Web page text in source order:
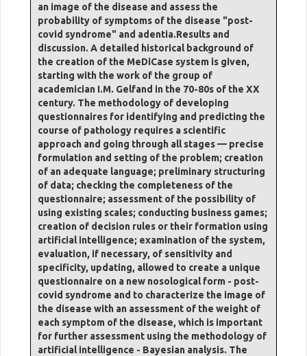
an image of the disease and assess the
probability of symptoms of the disease "post-
covid syndrome" and adentia.Results and
discussion. A detailed historical background of
the creation of the MeDiCase system is given,
starting with the work of the group of
academician I.M. Gelfand in the 70-80s of the XX
century. The methodology of developing
questionnaires for identifying and predicting the
course of pathology requires a scientific
approach and going through all stages — precise
formulation and setting of the problem; creation
of an adequate language; preliminary structuring
of data; checking the completeness of the
questionnaire; assessment of the possibility of
using existing scales; conducting business games;
creation of decision rules or their formation using
artificial intelligence; examination of the system,
evaluation, if necessary, of sensitivity and
specificity, updating, allowed to create a unique
questionnaire on a new nosological form - post-
covid syndrome and to characterize the image of
the disease with an assessment of the weight of
each symptom of the disease, which is important
for further assessment using the methodology of
artificial intelligence - Bayesian analysis. The